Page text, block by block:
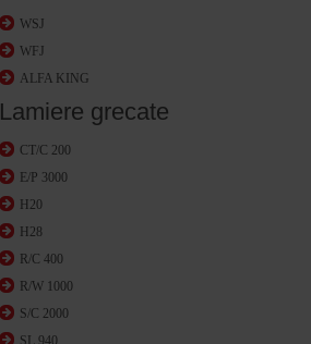
WSJ
WFJ
ALFA KING
Lamiere grecate
CT/C 200
E/P 3000
H20
H28
R/C 400
R/W 1000
S/C 2000
SL 940